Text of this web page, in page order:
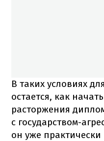
В таких условиях
остается, как
расторжения
с государством-
он уже